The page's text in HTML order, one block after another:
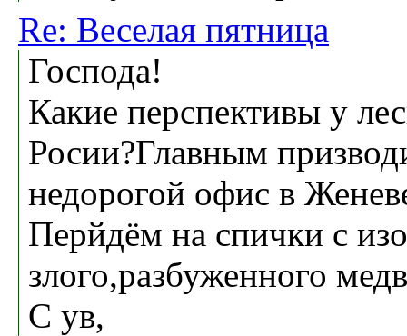
Re: Веселая пятница
Господа!
Какие перспективы у
Росии?Главным
недорогой офис в
Перйдём на спички с
злого,разбуженного
С ув,